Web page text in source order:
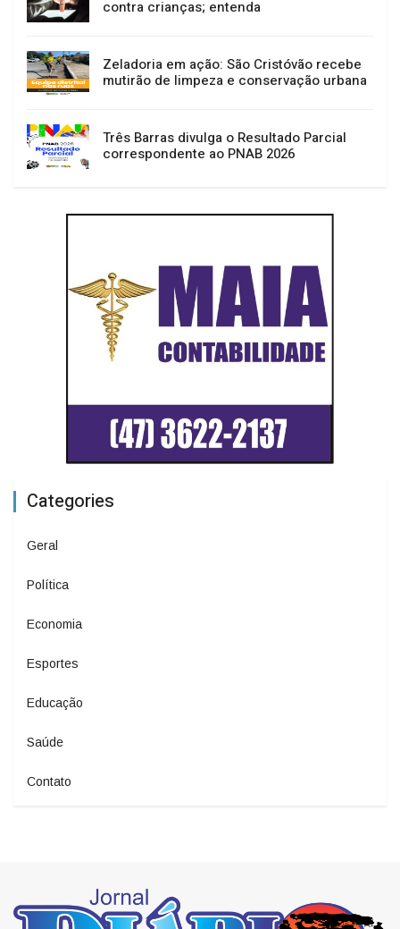
contra crianças; entenda
Zeladoria em ação: São Cristóvão recebe
mutirão de limpeza e conservação urbana
Três Barras divulga o Resultado Parcial
correspondente ao PNAB 2026
Categories
Geral
Política
Economia
Esportes
Educação
Saúde
Contato